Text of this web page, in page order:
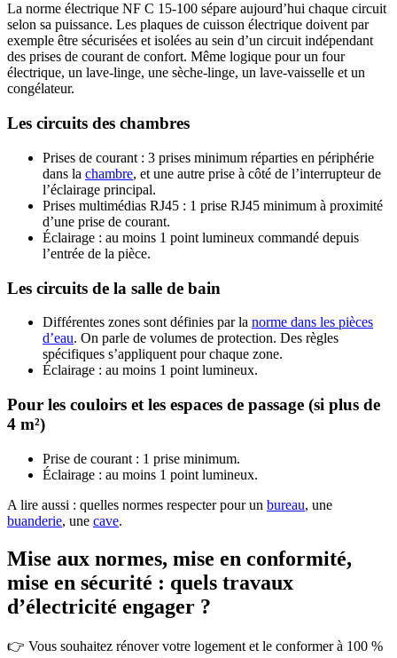
La norme électrique NF C 15-100 sépare aujourd’hui chaque circuit
selon sa puissance. Les plaques de cuisson électrique doivent par
exemple être sécurisées et isolées au sein d’un circuit indépendant
des prises de courant de confort. Même logique pour un four
électrique, un lave-linge, une sèche-linge, un lave-vaisselle et un
congélateur.
Les circuits des chambres
Prises de courant : 3 prises minimum réparties en périphérie
dans la chambre, et une autre prise à côté de l’interrupteur de
l’éclairage principal.
Prises multimédias RJ45 : 1 prise RJ45 minimum à proximité
d’une prise de courant.
Éclairage : au moins 1 point lumineux commandé depuis
l’entrée de la pièce.
Les circuits de la salle de bain
Différentes zones sont définies par la norme dans les pièces
d’eau. On parle de volumes de protection. Des règles
spécifiques s’appliquent pour chaque zone.
Éclairage : au moins 1 point lumineux.
Pour les couloirs et les espaces de passage (si plus de
4 m²)
Prise de courant : 1 prise minimum.
Éclairage : au moins 1 point lumineux.
A lire aussi : quelles normes respecter pour un bureau, une
buanderie, une cave.
Mise aux normes, mise en conformité,
mise en sécurité : quels travaux
d’électricité engager ?
👉 Vous souhaitez rénover votre logement et le conformer à 100 %